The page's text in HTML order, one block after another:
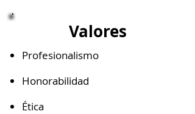
Valores
Profesionalismo
Honorabilidad
Ética